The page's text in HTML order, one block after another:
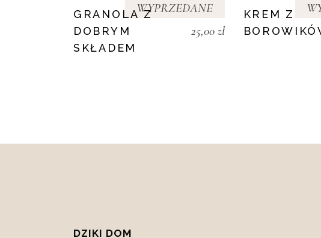
WYPRZEDANE
GRANOLA Z
DOBRYM
SKŁADEM
25,00zł
KREM Z
DZIKI DOM